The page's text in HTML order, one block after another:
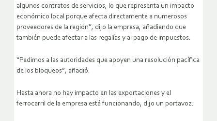
algunos contratos de servicios, lo que representa un impacto
económico local porque afecta directamente a numerosos
proveedores de la región”, dijo la empresa, añadiendo que
también puede afectar a las regalías y al pago de impuestos.
“Pedimos a las autoridades que apoyen una resolución pacífica
de los bloqueos”, añadió.
Hasta ahora no hay impacto en las exportaciones y el
ferrocarril de la empresa está funcionando, dijo un portavoz.